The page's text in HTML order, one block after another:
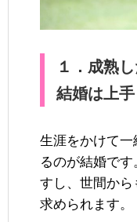
１．成熟
結婚は上手
生涯をかけて
るのが結婚で
すし、世間か
求められます。